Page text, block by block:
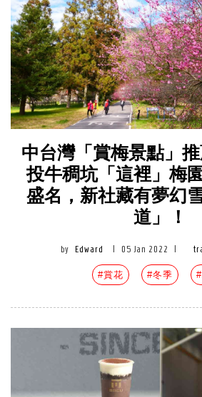
中台灣「賞梅景點」
投牛稠坑「這裡」梅
盛名，新社藏有夢幻
道」！
by Edward 05 Jan 2022
#賞花 #冬季